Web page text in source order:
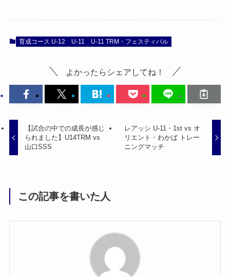
育成コース U-12 U-11 U-11 TRM・フェスティバル
よかったらシェアしてね！
【試合の中での成長が感じ
られました】U14TRM vs
山口SSS
レアッシ U-11・1st vs オ
リエント・わかば トレー
ニングマッチ
この記事を書いた人